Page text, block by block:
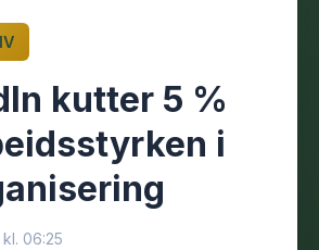
kutter 5 %
i
06:25